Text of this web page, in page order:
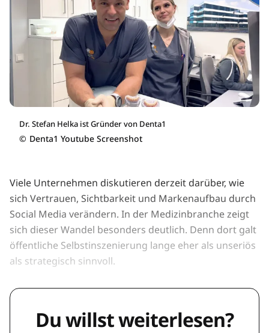
Dr. Stefan Helka ist Gründer von Denta1
© Denta1 Youtube Screenshot
Viele Unternehmen diskutieren derzeit darüber, wie
sich Vertrauen, Sichtbarkeit und Markenaufbau durch
Social Media verändern. In der Medizinbranche zeigt
sich dieser Wandel besonders deutlich. Denn dort galt
öffentliche Selbstinszenierung lange eher als unseriös
als strategisch sinnvoll.
Du willst weiterlesen?